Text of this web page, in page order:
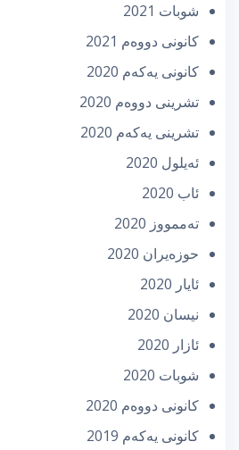
شوبات 2021
كانونی دووه‌م 2021
كانونی یه‌كه‌م 2020
تشرینی دووه‌م 2020
تشرینی یه‌كه‌م 2020
ئه‌یلول 2020
ئاب 2020
تەممووز 2020
حوزه‌یران 2020
ئایار 2020
نیسان 2020
ئازار 2020
شوبات 2020
كانونی دووه‌م 2020
كانونی یه‌كه‌م 2019